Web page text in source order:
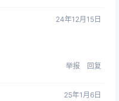
24年12月15日
举报 回复
25年1月6日